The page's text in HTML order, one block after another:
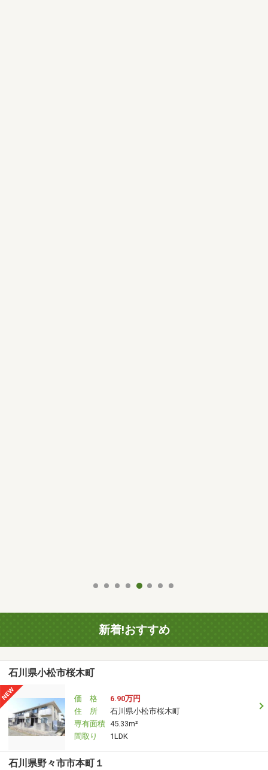
新着!おすすめ
石川県小松市桜木町
価 格
6.90万円
住 所
石川県小松市桜木町
専有面積 45.33m²
間取り
1LDK
石川県野々市市本町１